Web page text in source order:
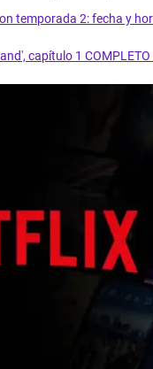
temporada 2: fecha y
capítulo 1